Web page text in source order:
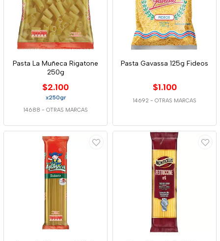
Pasta La Muñeca Rigatone
250g
$2.100
x250gr
14688 - OTRAS MARCAS
Pasta Gavassa 125g Fideos
$1.100
14692 - OTRAS MARCAS